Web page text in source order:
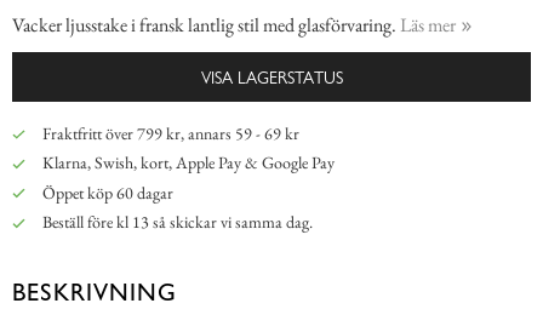
Vacker ljusstake i fransk lantlig stil med glasförvaring. Läs mer
VISA LAGERSTATUS
Fraktfritt över 799 kr, annars 59 - 69 kr
Klarna, Swish, kort, Apple Pay & Google Pay
Öppet köp 60 dagar
Beställ före kl 13 så skickar vi samma dag.
BESKRIVNING